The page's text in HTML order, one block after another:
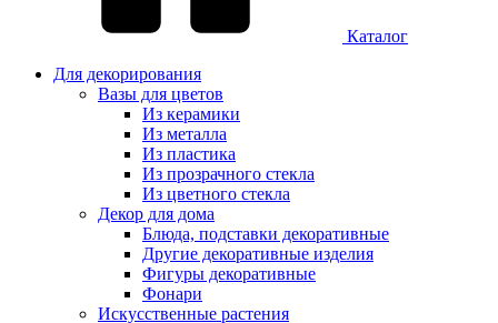
Каталог
Для декорирования
Вазы для цветов
Из керамики
Из металла
Из пластика
Из прозрачного стекла
Из цветного стекла
Декор для дома
Блюда, подставки декоративные
Другие декоративные изделия
Фигуры декоративные
Фонари
Искусственные растения